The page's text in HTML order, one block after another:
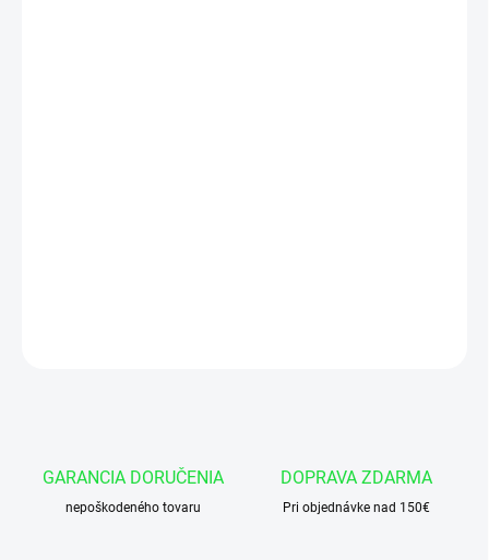
GARANCIA DORUČENIA
nepoškodeného tovaru
DOPRAVA ZDARMA
Pri objednávke nad 150€